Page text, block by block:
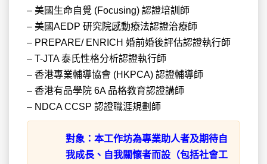
– 美國生命自覺 (Focusing) 認證培訓師
– 美國AEDP 研究院感動療法認證治療師
– PREPARE/ ENRICH 婚前婚後評估認證執行師
– T-JTA 泰氏性格分析認證執行師
– 香港專業輔導協會 (HKPCA) 認證輔導師
– 香港有品學院 6A 品格教育認證講師
– NDCA CCSP 認證職涯規劃師
對象：本工作坊為專業助人者及期待自
我成長、自我關懷者而設（包括社會工